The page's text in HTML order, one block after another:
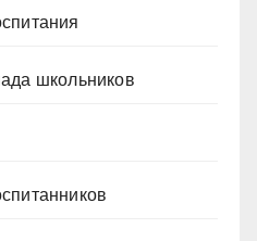
школьников